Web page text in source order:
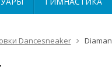
Dancesneaker